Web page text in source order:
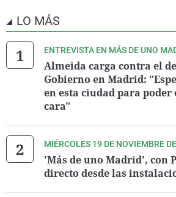
LO MÁS
ENTREVISTA EN MÁS DE UNO
Almeida carga contra el
Gobierno en Madrid:
en esta ciudad para poder
cara"
MIÉRCOLES 19 DE NOVIEMBRE
'Más de uno Madrid', con
directo desde las